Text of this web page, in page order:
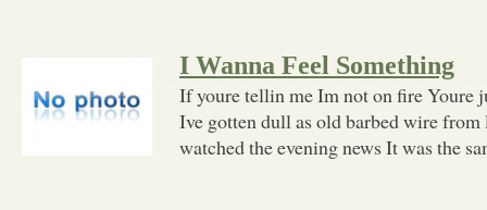
I Wanna Feel Something
If youre tellin me Im not on fire Youre
Ive gotten dull as old barbed wire
watched the evening news It was the